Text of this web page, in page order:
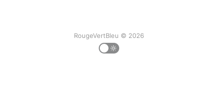
RougeVertBleu © 2026